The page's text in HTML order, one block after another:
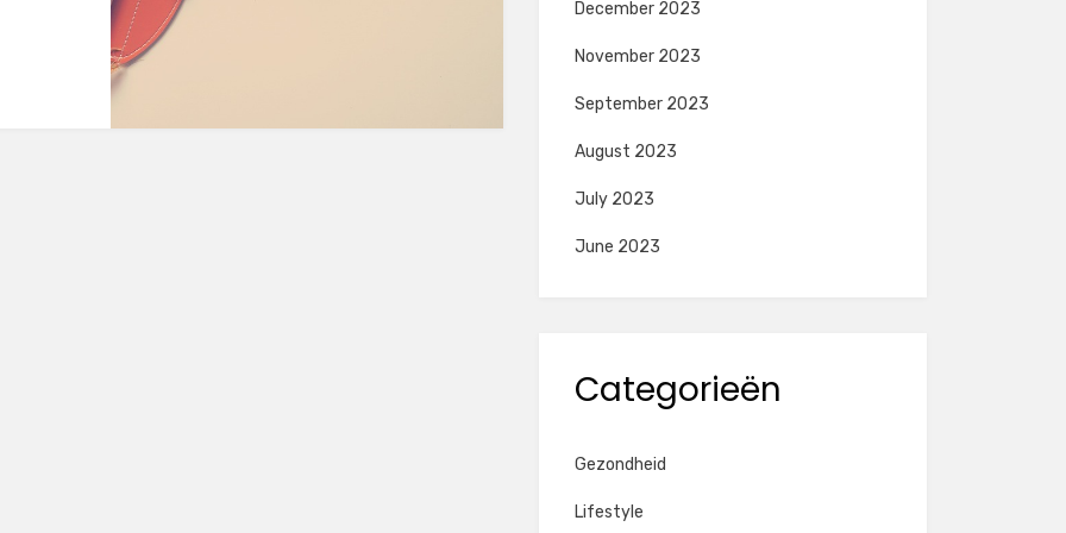
December 2023
November 2023
September 2023
August 2023
July 2023
June 2023
Categorieën
Gezondheid
Lifestyle